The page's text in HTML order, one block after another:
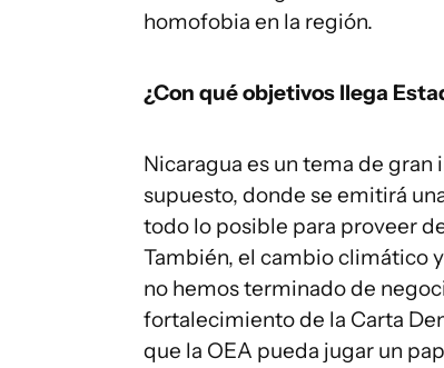
homofobia en la región.
¿Con qué objetivos llega
Nicaragua es un tema de
supuesto, donde se emitirá
todo lo posible para proveer
También, el cambio climático
no hemos terminado de
fortalecimiento de la Carta
que la OEA pueda jugar un